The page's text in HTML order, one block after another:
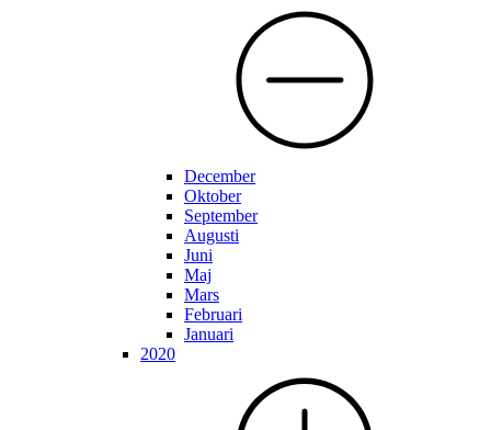
December
Oktober
September
Augusti
Juni
Maj
Mars
Februari
Januari
2020